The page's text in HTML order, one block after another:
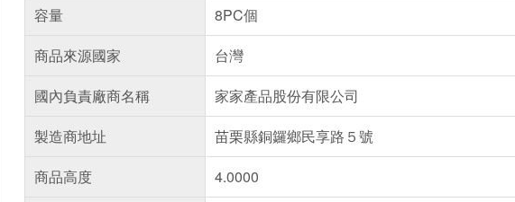
容量
8PC個
商品來源國家
台灣
國內負責廠商名稱
家家產品股份有限公司
製造商地址
苗栗縣銅鑼鄉民享路５號
商品高度
4.0000